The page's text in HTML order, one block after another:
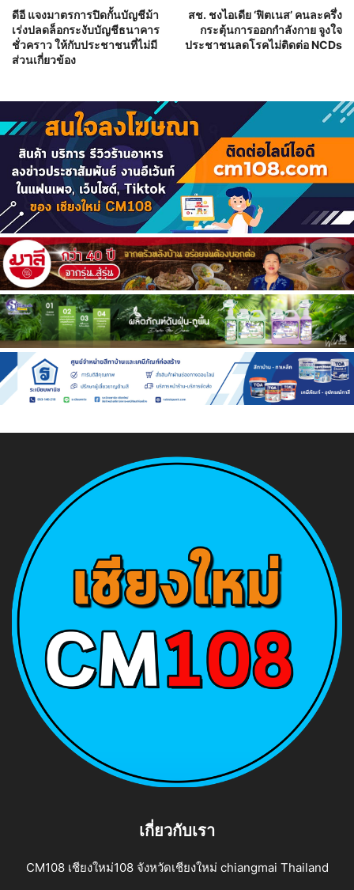
ดีอี แจงมาตรการปิดกั้นบัญชีม้า
เร่งปลดล็อกระงับบัญชีธนาคาร
ชั่วคราว ให้กับประชาชนที่ไม่มี
ส่วนเกี่ยวข้อง
สช. ชงไอเดีย ‘ฟิตเนส’ คนละครึ่ง
กระตุ้นการออกกำลังกาย จูงใจ
ประชาชนลดโรคไม่ติดต่อ NCDs
เกี่ยวกับเรา
CM108 เชียงใหม่108 จังหวัดเชียงใหม่ chiangmai Thailand